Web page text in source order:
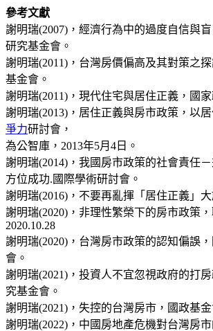
參考文獻
謝明瑞(2007)，經濟行為中的過度自信與
研究基金會。
謝明瑞(2011)，台灣房價偏高及其對策之
基金會。
謝明瑞(2011)，現代住宅與居住正義，國
謝明瑞(2013)，居住正義與房市政策，以
爭力研討會，
為公智庫，2013年5月4日。
謝明瑞(2014)，我國房市政策的社會責任
方位成功.國際學術研討會。
謝明瑞(2016)，不要再亂揮「居住正義」
謝明瑞(2020)，非理性繁榮下的房市政策，
2020.10.28
謝明瑞(2020)，台灣房市政策的認知偏誤
會。
謝明瑞(2021)，投資人不宜忽視政府的打
究基金會。
謝明瑞(2021)，失控的台灣房市，國政基金
謝明瑞(2022)，中國房地產危機對台灣房